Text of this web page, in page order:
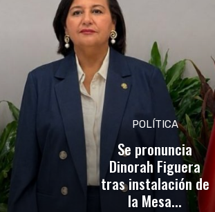
POLÍTICA
Se pronuncia
Dinorah Figuera
tras instalación de
la Mesa...